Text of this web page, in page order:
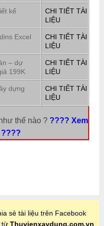
kế
CHI TIẾT TÀI
LIỆU
Excel
CHI TIẾT TÀI
LIỆU
– dự
199K
CHI TIẾT TÀI
LIỆU
dựng
CHI TIẾT TÀI
LIỆU
thế nào ? ???? Xem
????
sẻ tài liệu trên Facebook
từ Thuvienxaydung.com.vn